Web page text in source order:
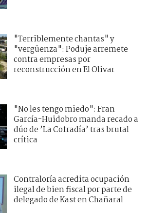
"Terriblemente chantas" y
"vergüenza": Poduje arremete
contra empresas por
reconstrucción en El Olivar
"No les tengo miedo": Fran
García-Huidobro manda recado a
dúo de ’La Cofradía’ tras brutal
crítica
Contraloría acredita ocupación
ilegal de bien fiscal por parte de
delegado de Kast en Chañaral